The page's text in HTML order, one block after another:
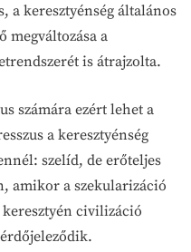
a keresztyénség általános
megváltozása a
is átrajzolta.
számára ezért lehet a
a keresztyénség
szelíd, de erőteljes
amikor a szekularizáció
civilizáció